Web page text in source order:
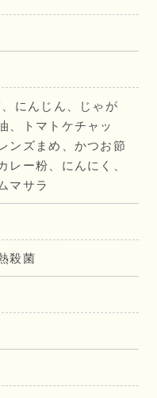
にんじん、じゃが
、トマトケチャッ
ンズまめ、かつお節
レー粉、にんにく、
マサラ
殺菌